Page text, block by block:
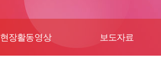
현장활동영상 보도자료